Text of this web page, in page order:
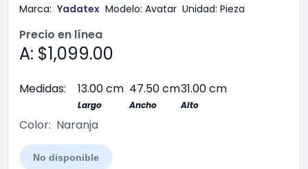
Marca: Yadatex Modelo: Avatar Unidad: Pieza
Precio en línea
A: $1,099.00
Medidas: 13.00 cm 47.50 cm31.00 cm
Largo Ancho Alto
Color: Naranja
No disponible